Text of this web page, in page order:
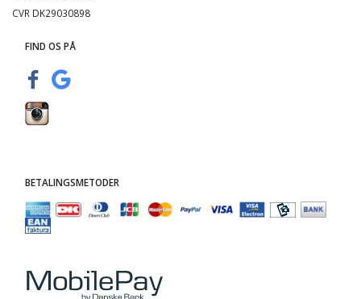
CVR DK29030898
FIND OS PÅ
BETALINGSMETODER